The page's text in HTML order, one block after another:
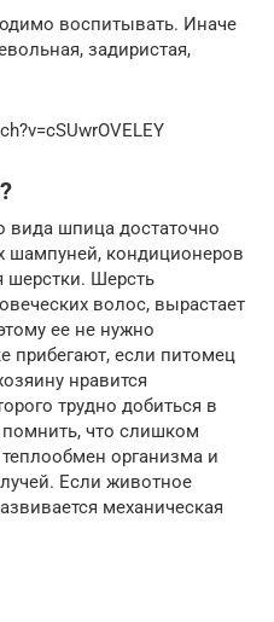
воспитывать. Иначе
задиристая,
вида шпица достаточно
шампуней, кондиционеров
шерстки. Шерсть
волос, вырастает
ее не нужно
прибегают, если питомец
нравится
трудно добиться в
что слишком
организма и
Если животное
механическая